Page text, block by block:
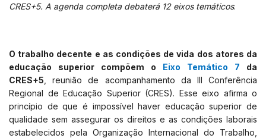
CRES+5. A agenda completa debaterá 12 eixos temáticos.
O trabalho decente e as condições de vida dos atores da
educação superior compõem o Eixo Temático 7 da
CRES+5 , reunião de acompanhamento da III Conferência
Regional de Educação Superior (CRES). Esse eixo afirma o
princípio de que é impossível haver educação superior de
qualidade sem assegurar os direitos e as condições laborais
estabelecidos pela Organização Internacional do Trabalho,